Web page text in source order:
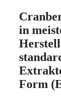
in
Form